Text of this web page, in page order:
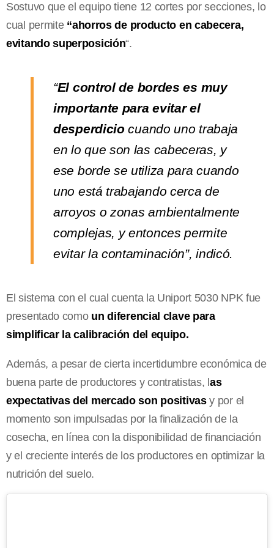
Sostuvo que el equipo tiene 12 cortes por secciones, lo
cual permite “ahorros de producto en cabecera,
evitando superposición“.
“El control de bordes es muy
importante para evitar el
desperdiciocuando uno trabaja
en lo que son las cabeceras, y
ese borde se utiliza para cuando
uno está trabajando cerca de
arroyos o zonas ambientalmente
complejas, y entonces permite
evitar la contaminación”, indicó.
El sistema con el cual cuenta la Uniport 5030 NPK fue
presentado como un diferencial clave para
simplificar la calibración del equipo.
Además, a pesar de cierta incertidumbre económica de
buena parte de productores y contratistas, l as
expectativas del mercado son positivasy por el
momento son impulsadas por la finalización de la
cosecha, en línea con la disponibilidad de financiación
y el creciente interés de los productores en optimizar la
nutrición del suelo.